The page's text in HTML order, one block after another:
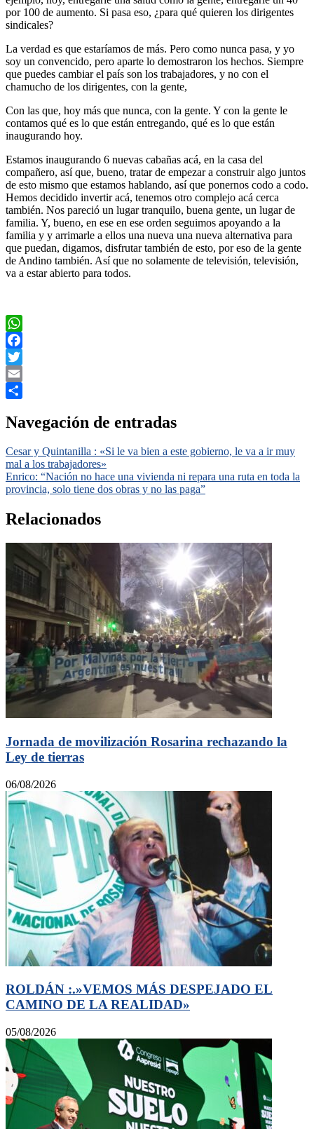
por 100 de aumento. Si pasa eso, ¿para qué quieren los dirigentes
sindicales?
La verdad es que estaríamos de más. Pero como nunca pasa, y yo
soy un convencido, pero aparte lo demostraron los hechos. Siempre
que puedes cambiar el país son los trabajadores, y no con el
chamucho de los dirigentes, con la gente,
Con las que, hoy más que nunca, con la gente. Y con la gente le
contamos qué es lo que están entregando, qué es lo que están
inaugurando hoy.
Estamos inaugurando 6 nuevas cabañas acá, en la casa del
compañero, así que, bueno, tratar de empezar a construir algo juntos
de esto mismo que estamos hablando, así que ponernos codo a codo.
Hemos decidido invertir acá, tenemos otro complejo acá cerca
también. Nos pareció un lugar tranquilo, buena gente, un lugar de
familia. Y, bueno, en ese en ese orden seguimos apoyando a la
familia y y arrimarle a ellos una nueva una nueva alternativa para
que puedan, digamos, disfrutar también de esto, por eso de la gente
de Andino también. Así que no solamente de televisión, televisión,
va a estar abierto para todos.
WhatsApp
Facebook
Twitter
Email
Navegación de entradas
Cesar y Quintanilla : «Si le va bien a este gobierno, le va a ir muy
mal a los trabajadores»
Enrico: “Nación no hace una vivienda ni repara una ruta en toda la
provincia, solo tiene dos obras y no las paga”
Relacionados
Jornada de movilización Rosarina rechazando la
Ley de tierras
06/08/2026
ROLDÁN :.»VEMOS MÁS DESPEJADO EL
CAMINO DE LA REALIDAD»
05/08/2026